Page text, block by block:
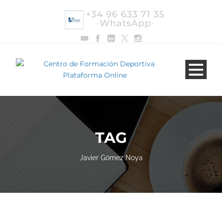
+34 96 633 71 35
·WhatsApp·
TAG
Javier Gómez Noya